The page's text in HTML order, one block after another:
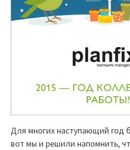
Для многих наступающий год
вот мы и решили напомнить,